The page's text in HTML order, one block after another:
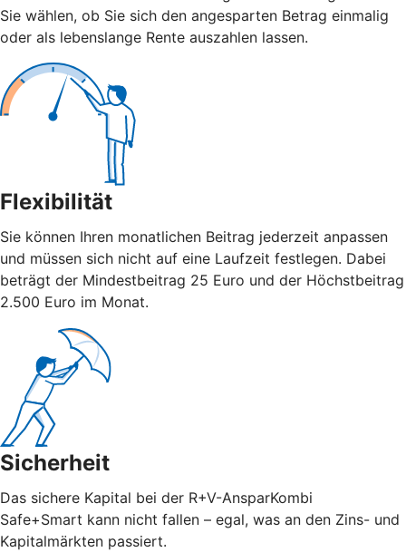
Sie wählen, ob Sie sich den angesparten Betrag einmalig
oder als lebenslange Rente auszahlen lassen.
Flexibilität
Sie können Ihren monatlichen Beitrag jederzeit anpassen
und müssen sich nicht auf eine Laufzeit festlegen. Dabei
beträgt der Mindestbeitrag 25 Euro und der Höchstbeitrag
2.500 Euro im Monat.
Sicherheit
Das sichere Kapital bei der R+V-AnsparKombi
Safe+Smart kann nicht fallen – egal, was an den Zins- und
Kapitalmärkten passiert.